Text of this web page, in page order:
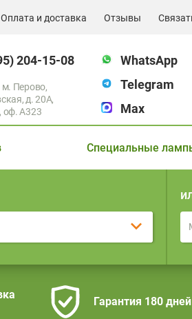
Оплата и доставка Отзывы
204-15-08
м. Перово,
д. 20А,
оф. A323
WhatsApp
Telegram
Max
Специальные
Гарантия 180 дней